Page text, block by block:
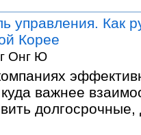
управления. Как
Корее
Онг Ю
важнее